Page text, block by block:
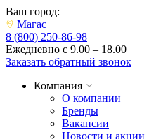
Ваш город:
Магас
8 (800) 250-86-98
Ежедневно с 9.00 – 18.00
Заказать обратный звонок
Компания
О компании
Бренды
Вакансии
Новости и акции